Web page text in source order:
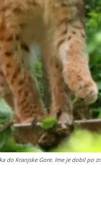
do Kranjske Gore. Ime je dobil po